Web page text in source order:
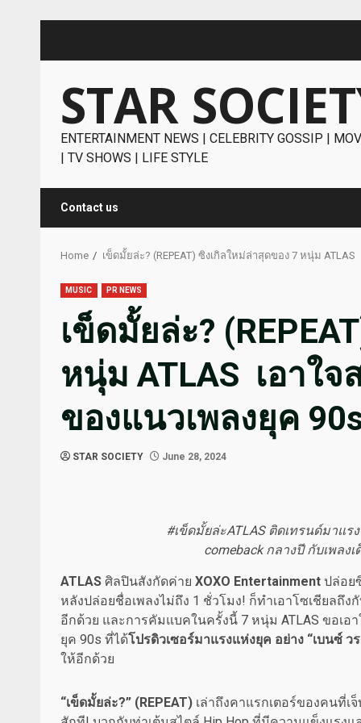
STAR
ENTERTAINMENT NEWS | CELEBRITY GOSSIP |
| TV SHOWS | LIFE STYLE
Contact us
Home เข็ดมั้ยล่ะ? (REPEAT) ซิงเกิลใหม่ล่าสุดของ 7 หนุ่ม
MUSIC PR NEWS
เข็ดมั้ยล่ะ?
หนุ่ม ATLAS เอาใ
ของแนวเพลงยุค
STAR SOCIETY June 28, 2024
#เข็ดมั้ยล่ะATLAS ติดเทรนด์มาแร
comeback กลางปี กับเพลง
ATLAS ศิลปินสังกัดค่าย XOXO Entertainment ปล่อย
หลังปล่อยชื่อเพลงไม่ถึง 1 ชั่วโมง! ก็ทำเอาโซเชียลถึง
อีกด้วย และการคัมแบคในครั้งนี้ 7 หนุ่ม ATLAS ขอเ
ยุค 90s ที่ได้โปรดิวเซอร์มาแรงแห่งยุค อย่าง “เบนซ์ ว
ให้อีกด้วย
“เข็ดมั้ยล่ะ?” (REPEAT) เล่าถึงคาแรกเตอร์ของคนที่เ